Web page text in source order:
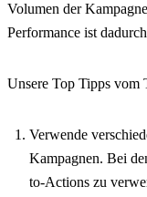
Volumen der
Performance ist
Unsere Top Tipps vom
Verwende
Kampagnen. Bei
to-Actions zu